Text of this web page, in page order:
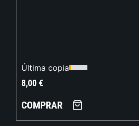
Última copia
8,00€
COMPRAR